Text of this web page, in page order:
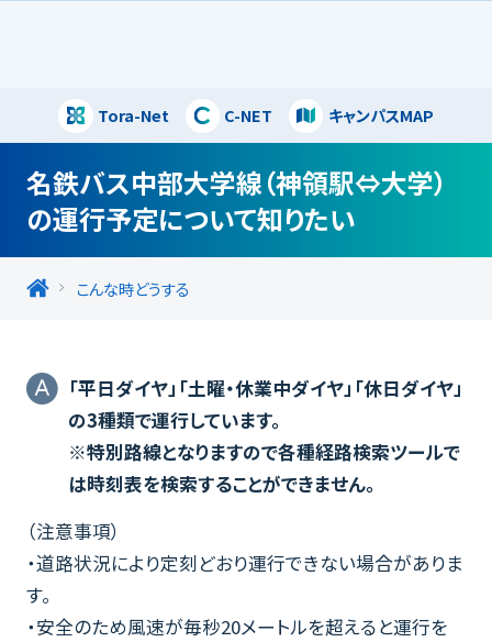
Tora-Net C-NET キャンパスMAP閉じる
名鉄バス中部大学線（神領駅⇔大学）
の運行予定について知りたい
こんな時どうする
「平日ダイヤ」「土曜・休業中ダイヤ」「休日ダイヤ」
の3種類で運行しています。
※特別路線となりますので各種経路検索ツールで
は時刻表を検索することができません。
（注意事項）
・道路状況により定刻どおり運行できない場合がありま
す。
・安全のため風速が毎秒20メートルを超えると運行を